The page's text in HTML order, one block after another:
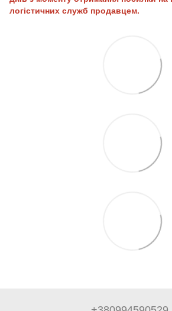
логістичних служб продавцем.